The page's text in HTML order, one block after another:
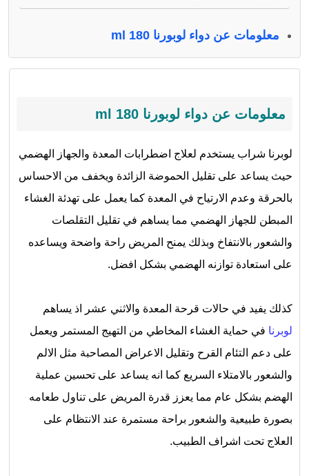
معلومات عن دواء لوبورنا 180 ml
معلومات عن دواء لوبورنا 180 ml
لوبرنا شراب يستخدم لعلاج اضطرابات المعدة والجهاز الهضمي
حيث يساعد على تقليل الحموضة الزائدة ويخفف من الاحساس
بالحرقة وعدم الارتياح في المعدة كما يعمل على تهدئة الغشاء
المبطن للجهاز الهضمي مما يساهم في تقليل التقلصات
والشعور بالانتفاخ وبذلك يمنح المريض راحة واضحة ويساعده
على استعادة توازنه الهضمي بشكل افضل.
كذلك يفيد في حالات قرحة المعدة والاثني عشر اذ يساهم
لوبرنا في حماية الغشاء المخاطي من التهيج المستمر ويعمل
على دعم التئام القرح وتقليل الاعراض المصاحبة مثل الالم
والشعور بالامتلاء السريع كما انه يساعد على تحسين عملية
الهضم بشكل عام مما يعزز قدرة المريض على تناول طعامه
بصورة طبيعية والشعور براحة مستمرة عند الانتظام على
العلاج تحت اشراف الطبيب.